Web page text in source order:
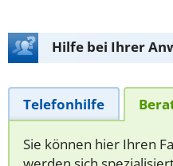
Hilfe bei Ihrer
Telefonhilfe
Sie können hier Ihren